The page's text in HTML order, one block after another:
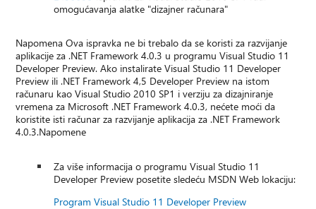
omogućavanja alatke "dizajner računara"
Napomena Ova ispravka ne bi trebalo da se koristi za razvijanje
aplikacije za .NET Framework 4.0.3 u programu Visual Studio 11
Developer Preview. Ako instalirate Visual Studio 11 Developer
Preview ili .NET Framework 4,5 Developer Preview na istom
računaru kao Visual Studio 2010 SP1 i verziju za dizajniranje
vremena za Microsoft .NET Framework 4.0.3, nećete moći da
koristite isti računar za razvijanje aplikacija za .NET Framework
4.0.3.Napomene
Za više informacija o programu Visual Studio 11
Developer Preview posetite sledeću MSDN Web lokaciju:
Program Visual Studio 11 Developer Preview